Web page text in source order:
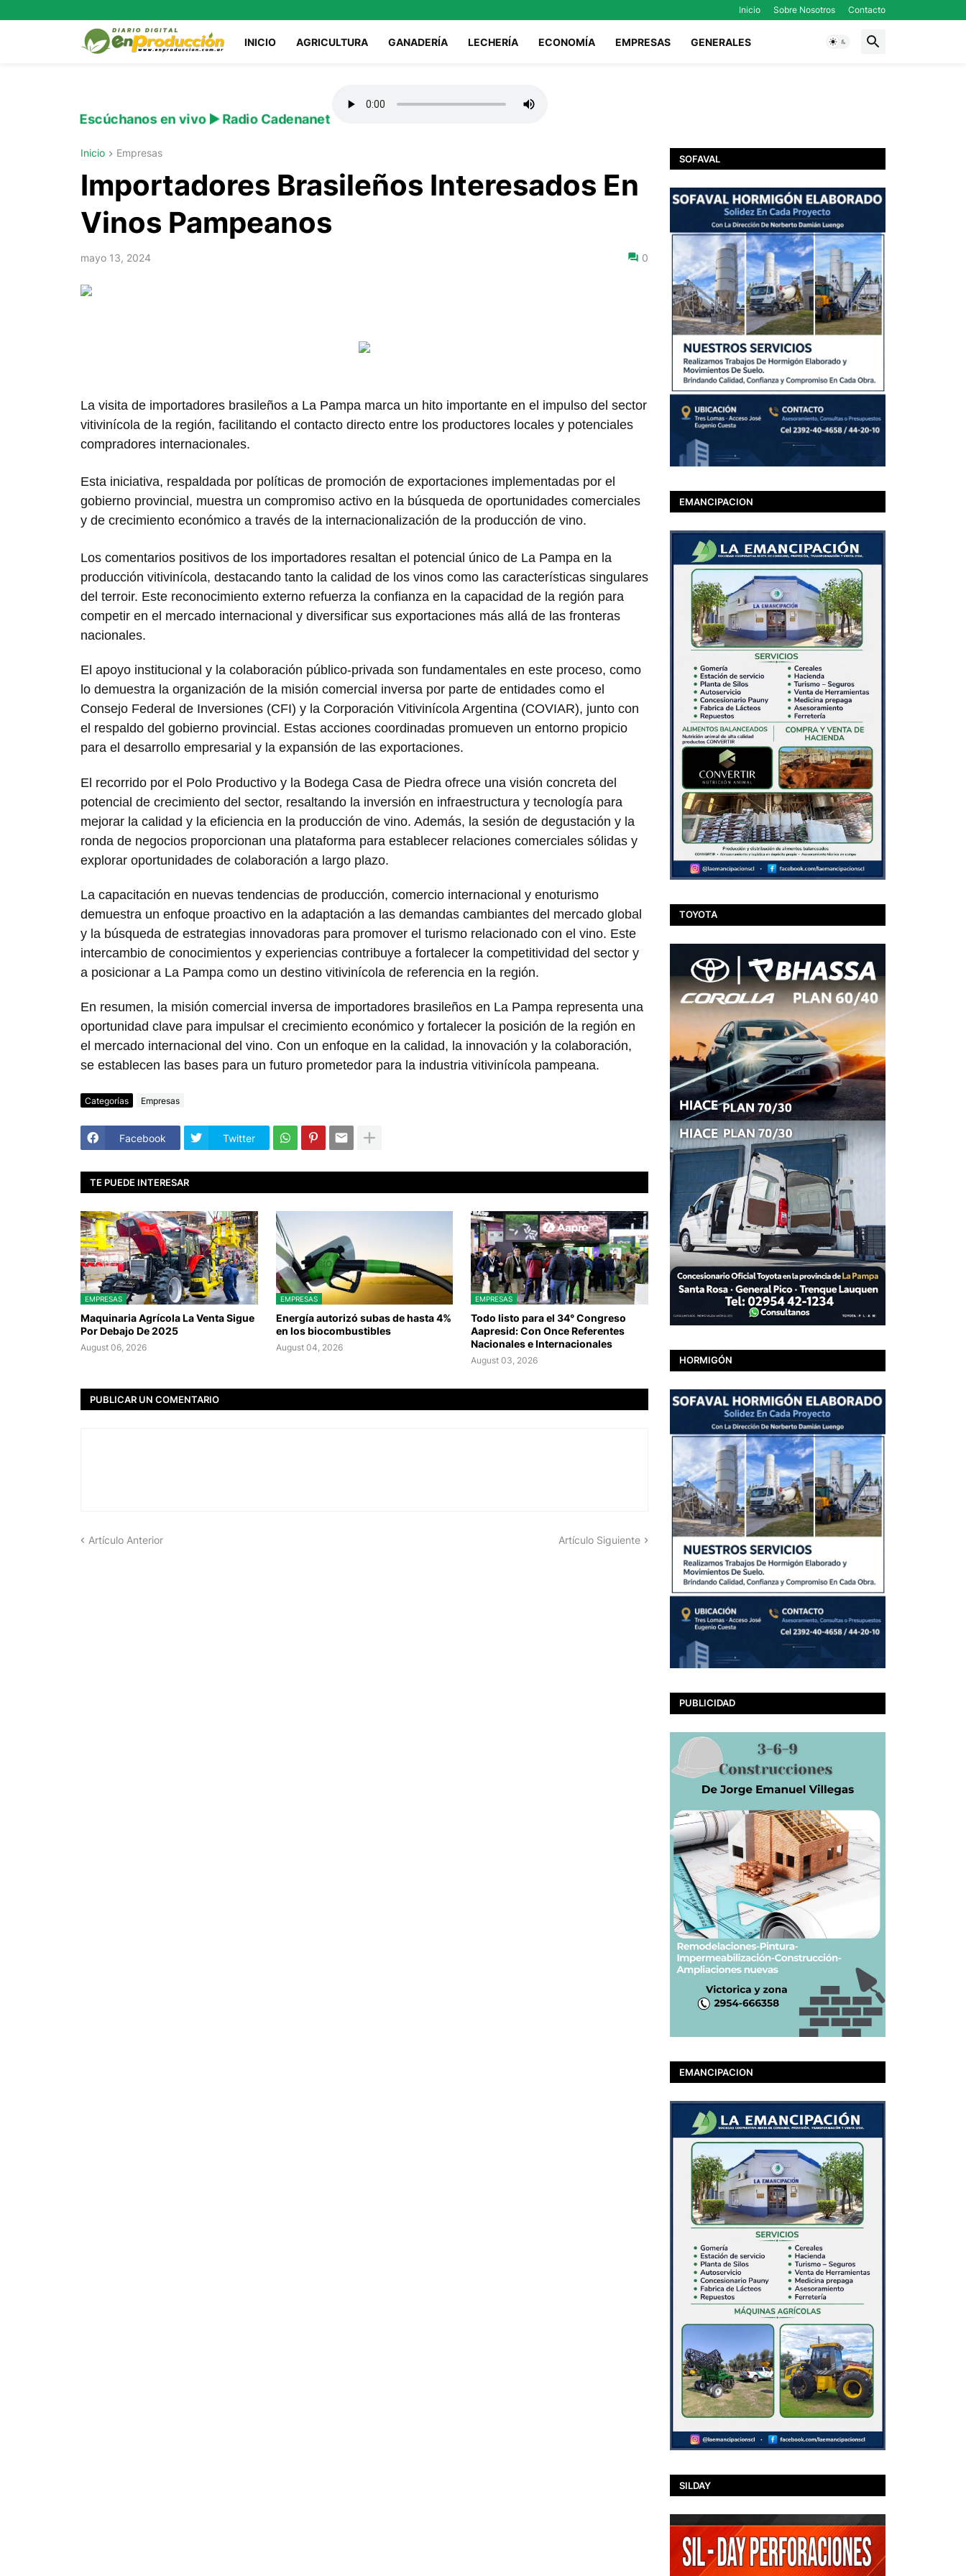
Inicio Sobre Nosotros Contacto
INICIO AGRICULTURA GANADERÍA LECHERÍA ECONOMÍA EMPRESAS GENERALES
Escúchanos en vivo ▶️ Radio Cadenanet
Inicio Empresas
Importadores Brasileños Interesados En
Vinos Pampeanos
mayo 13, 2024 0
La visita de importadores brasileños a La Pampa marca un hito importante en el impulso del sector
vitivinícola de la región, facilitando el contacto directo entre los productores locales y potenciales
compradores internacionales.
Esta iniciativa, respaldada por políticas de promoción de exportaciones implementadas por el
gobierno provincial, muestra un compromiso activo en la búsqueda de oportunidades comerciales
y de crecimiento económico a través de la internacionalización de la producción de vino.
Los comentarios positivos de los importadores resaltan el potencial único de La Pampa en la
producción vitivinícola, destacando tanto la calidad de los vinos como las características singulares
del terroir. Este reconocimiento externo refuerza la confianza en la capacidad de la región para
competir en el mercado internacional y diversificar sus exportaciones más allá de las fronteras
nacionales.
El apoyo institucional y la colaboración público-privada son fundamentales en este proceso, como
lo demuestra la organización de la misión comercial inversa por parte de entidades como el
Consejo Federal de Inversiones (CFI) y la Corporación Vitivinícola Argentina (COVIAR), junto con
el respaldo del gobierno provincial. Estas acciones coordinadas promueven un entorno propicio
para el desarrollo empresarial y la expansión de las exportaciones.
El recorrido por el Polo Productivo y la Bodega Casa de Piedra ofrece una visión concreta del
potencial de crecimiento del sector, resaltando la inversión en infraestructura y tecnología para
mejorar la calidad y la eficiencia en la producción de vino. Además, la sesión de degustación y la
ronda de negocios proporcionan una plataforma para establecer relaciones comerciales sólidas y
explorar oportunidades de colaboración a largo plazo.
La capacitación en nuevas tendencias de producción, comercio internacional y enoturismo
demuestra un enfoque proactivo en la adaptación a las demandas cambiantes del mercado global
y la búsqueda de estrategias innovadoras para promover el turismo relacionado con el vino. Este
intercambio de conocimientos y experiencias contribuye a fortalecer la competitividad del sector y
a posicionar a La Pampa como un destino vitivinícola de referencia en la región.
En resumen, la misión comercial inversa de importadores brasileños en La Pampa representa una
oportunidad clave para impulsar el crecimiento económico y fortalecer la posición de la región en
el mercado internacional del vino. Con un enfoque en la calidad, la innovación y la colaboración,
se establecen las bases para un futuro prometedor para la industria vitivinícola pampeana.
Categorías Empresas
Facebook Twitter
TE PUEDE INTERESAR
EMPRESAS
Maquinaria Agrícola La Venta Sigue
Por Debajo De 2025
August 06, 2026
EMPRESAS
Energía autorizó subas de hasta 4%
en los biocombustibles
August 04, 2026
EMPRESAS
Todo listo para el 34° Congreso
Aapresid: Con Once Referentes
Nacionales e Internacionales
August 03, 2026
PUBLICAR UN COMENTARIO
Artículo Anterior Artículo Siguiente
SOFAVAL
EMANCIPACION
TOYOTA
HORMIGÓN
PUBLICIDAD
EMANCIPACION
SILDAY